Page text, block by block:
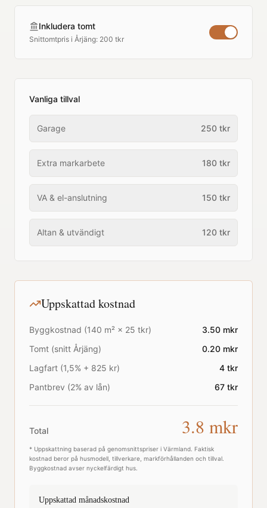
Inkludera tomt
Snittomtpris i Årjäng: 200 tkr
Vanliga tillval
Garage 250 tkr
Extra markarbete 180 tkr
VA & el-anslutning 150 tkr
Altan & utvändigt 120 tkr
Uppskattad kostnad
Byggkostnad (140 m² × 25 tkr) 3.50 mkr
Tomt (snitt Årjäng) 0.20 mkr
Lagfart (1,5% + 825 kr)
4 tkr
Pantbrev (2% av lån)
67 tkr
Total 3.8 mkr
* Uppskattning baserad på genomsnittspriser i Värmland . Faktisk
kostnad beror på husmodell, tillverkare, markförhållanden och tillval.
Byggkostnad avser nyckelfärdigt hus.
Uppskattad månadskostnad